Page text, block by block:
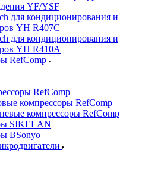
YF/YSF
для кондиционирования и
YH R407C
для кондиционирования и
YH R410A
RefComp
RefComp
компрессоры RefComp
компрессоры RefComp
SIKELAN
BSonyo